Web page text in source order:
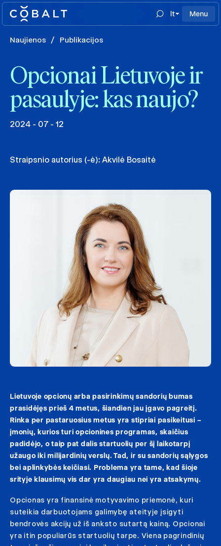
lt Menu
Naujienos / Publikacijos
Opcionai Lietuvoje ir
pasaulyje: kas naujo?
2024 - 07 - 12
Straipsnio autorius (-ė): Akvilė Bosaitė
Lietuvoje opcionų arba pasirinkimų sandorių bumas
prasidėjęs prieš 4 metus, šiandien jau įgavo pagreitį.
Rinka per pastaruosius metus yra stipriai pasikeitusi –
įmonių, kurios turi opcionines programas, skaičius
padidėjo, o taip pat dalis startuolių per šį laikotarpį
užaugo iki milijardinių verslų. Tad, ir su sandorių sąlygos
bei aplinkybės keičiasi. Problema yra tame, kad šioje
srityje klausimų vis dar yra daugiau nei yra atsakymų.
Opcionas yra finansinė motyvavimo priemonė, kuri
suteikia darbuotojams galimybę ateityje įsigyti
bendrovės akcijų už iš anksto sutartą kainą. Opcionai
yra itin populiarūs startuolių tarpe. Viena pagrindinių